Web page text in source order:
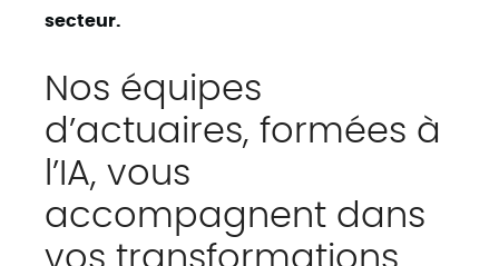
secteur.
Nos équipes
d’actuaires, formées à
l’IA, vous
accompagnent dans
vos transformations